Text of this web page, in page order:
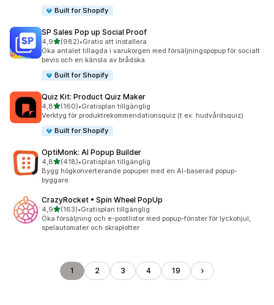
Built for Shopify
SP Sales Pop up Social Proof
4,9av 5 stjärnor
(982)
982 recensioner totalt
•Gratis att installera
Öka antalet tillagda i varukorgen med försäljningspopup för socialt
bevis och en känsla av brådska
Built for Shopify
Quiz Kit: Product Quiz Maker
4,8av 5 stjärnor
(160)
160 recensioner totalt
•Gratisplan tillgänglig
Verktyg för produktrekommendationsquiz (t.ex. hudvårdsquiz)
Built for Shopify
OptiMonk: AI Popup Builder
4,8av 5 stjärnor
(418)
418 recensioner totalt
•Gratisplan tillgänglig
Bygg högkonverterande popuper med en AI-baserad popup-
byggare.
CrazyRocket • Spin Wheel PopUp
4,9av 5 stjärnor
(163)
163 recensioner totalt
•Gratisplan tillgänglig
Öka försäljning och e-postlistor med popup-fönster för lyckohjul,
spelautomater och skraplotter
1 2 3 4 19